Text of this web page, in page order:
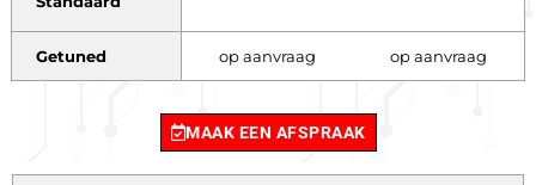
Getuned op aanvraag op aanvraag
MAAK EEN AFSPRAAK